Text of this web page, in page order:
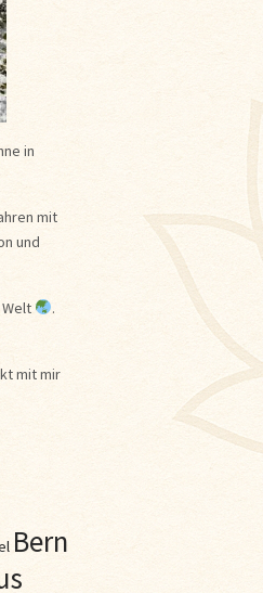
in
mit
und
.
mit mir
Bern